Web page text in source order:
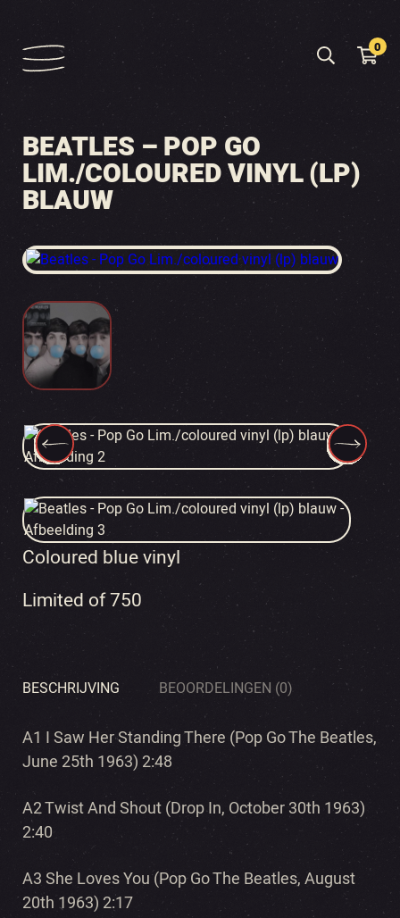
0
BEATLES – POP GO
LIM./COLOURED VINYL (LP)
BLAUW
Coloured blue vinyl
Limited of 750
BESCHRIJVING BEOORDELINGEN (0)
A1 I Saw Her Standing There (Pop Go The Beatles,
June 25th 1963) 2:48
A2 Twist And Shout (Drop In, October 30th 1963)
2:40
A3 She Loves You (Pop Go The Beatles, August
20th 1963) 2:17